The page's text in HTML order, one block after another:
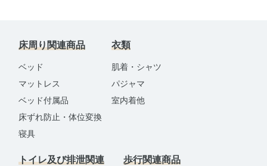
床周り関連商品
ベッド
マットレス
ベッド付属品
床ずれ防止・体位変換
寝具
衣類
肌着・シャツ
パジャマ
室内着他
トイレ及び排泄関連 歩行関連商品